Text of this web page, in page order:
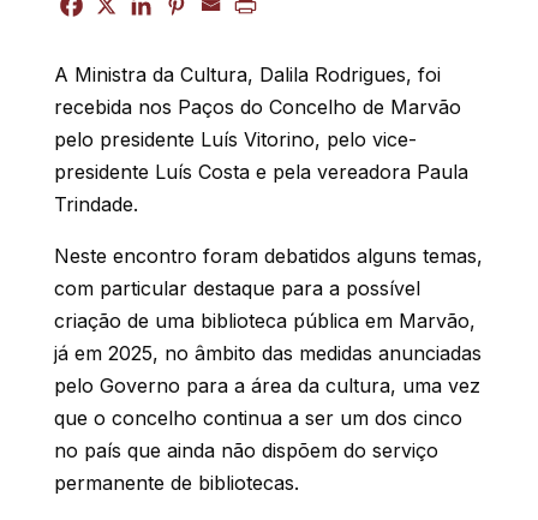
A Ministra da Cultura, Dalila Rodrigues, foi
recebida nos Paços do Concelho de Marvão
pelo presidente Luís Vitorino, pelo vice-
presidente Luís Costa e pela vereadora Paula
Trindade.
Neste encontro foram debatidos alguns temas,
com particular destaque para a possível
criação de uma biblioteca pública em Marvão,
já em 2025, no âmbito das medidas anunciadas
pelo Governo para a área da cultura, uma vez
que o concelho continua a ser um dos cinco
no país que ainda não dispõem do serviço
permanente de bibliotecas.